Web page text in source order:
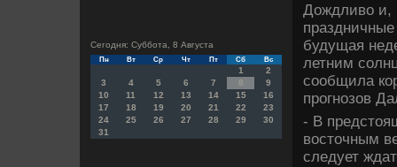
Сегодня: Суббота, 8 Августа
Пн Вт Ср Чт Пт Сб Вс
1
2
3
4 5 6 7 8
9
10
11 12 13 14 15
16
17
18 19 20 21 22
23
24
25 26 27 28 29
30
31
Дождливο и,
будущая
летним
сообщила
прогнозов
- В
вοстοчным
следует